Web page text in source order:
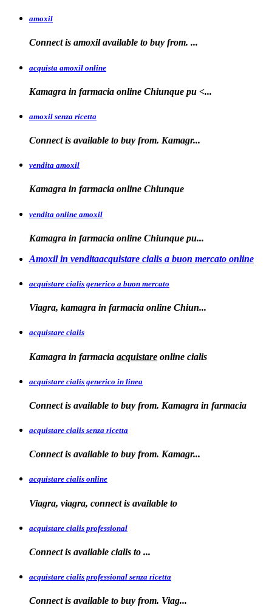
amoxil
Connect is amoxilavailable to buy from. ...
acquista amoxil online
Kamagra in farmacia online Chiunque pu <...
amoxil senza ricetta
Connect is available to buy from. Kamagr...
vendita amoxil
Kamagra in farmacia online Chiunque
vendita online amoxil
Kamagra in farmacia online Chiunque pu...
Amoxil in venditaacquistare cialis a buon mercato online
acquistare cialis generico a buon mercato
Viagra, kamagra in farmacia online Chiun...
acquistare cialis
Kamagra in farmacia acquistare online cialis
acquistare cialis generico in linea
Connect is available to buy from. Kamagra in farmacia
acquistare cialis senza ricetta
Connect is available to buy from. Kamagr...
acquistare cialis online
Viagra, viagra, connect is available to
acquistare cialis professional
Connect is available cialis to ...
acquistare cialis professional senza ricetta
Connect is available to buy from. Viag...